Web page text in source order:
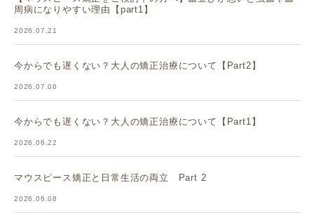
周病になりやすい理由【part1】
2026.07.21
今からでも遅くない？大人の矯正治療について【Part2】
2026.07.06
今からでも遅くない？大人の矯正治療について【Part1】
2026.06.22
マウスピース矯正と日常生活の両立 Part 2
2026.06.08